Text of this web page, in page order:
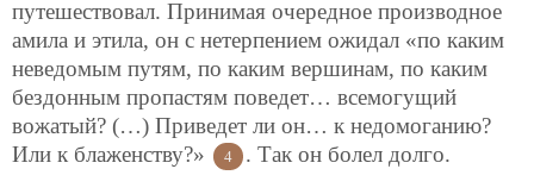
путешествовал. Принимая очередное производное
амила и этила, он с нетерпением ожидал «по каким
неведомым путям, по каким вершинам, по каким
бездонным пропастям поведет… всемогущий
вожатый? (…) Приведет ли он… к недомоганию?
Или к блаженству?»
4 . Так он болел долго.